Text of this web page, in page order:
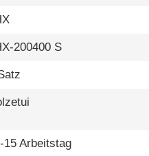
200400 S
15 Arbeitstag